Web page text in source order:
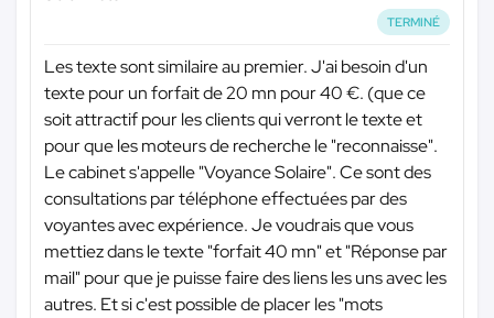
TERMINÉ
Les texte sont similaire au premier. J'ai besoin d'un
texte pour un forfait de 20 mn pour 40 €. (que ce
soit attractif pour les clients qui verront le texte et
pour que les moteurs de recherche le "reconnaisse".
Le cabinet s'appelle "Voyance Solaire". Ce sont des
consultations par téléphone effectuées par des
voyantes avec expérience. Je voudrais que vous
mettiez dans le texte "forfait 40 mn" et "Réponse par
mail" pour que je puisse faire des liens les uns avec les
autres. Et si c'est possible de placer les "mots